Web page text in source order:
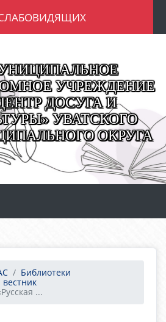
УЧРЕЖДЕНИЕ
ДОСУГА И
УВАТСКОГО
ОКРУГА
Библиотеки
...